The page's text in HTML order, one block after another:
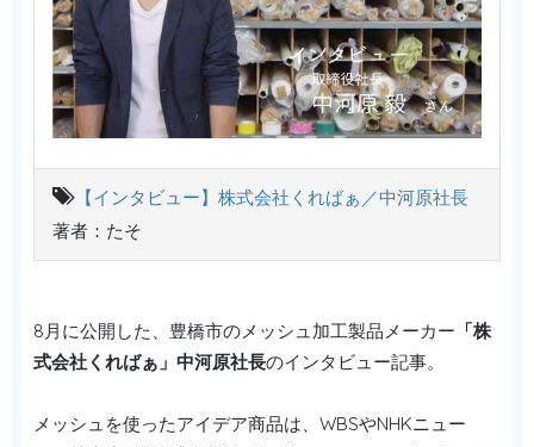
【インタビュー】株式会社くればぁ／中河原社長
著者：たそ
8月に公開した、豊橋市のメッシュ加工製品メーカー 「株
式会社くればぁ」中河原社長のインタビュー記事。
メッシュを使ったアイデア商品は、WBSやNHKニュー